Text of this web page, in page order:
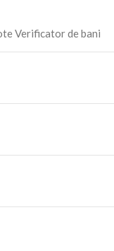
Verificator de bani